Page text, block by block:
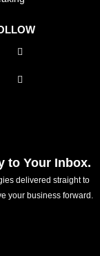
to Your Inbox.
delivered straight to
your business forward.